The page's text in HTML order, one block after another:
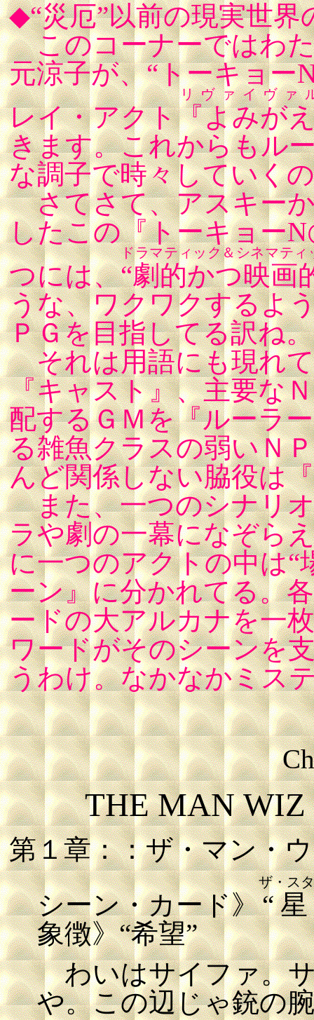
◆“災厄”以前の現実世
このコーナーではわた
元涼子が、“トーキョ
レイ・アクト『よみが
リヴァイヴァ
きます。これからもル
な調子で時々していく
さてさて、アスキーか
したこの『トーキョー
つには、“劇的かつ映画
ドラマティック＆シネマティ
うな、ワクワクするよ
ＰＧを目指してる訳ね。
それは用語にも現れて
『キャスト』、主要な
配するＧＭを『ルーラ
る雑魚クラスの弱いＮ
んど関係しない脇役は
また、一つのシナリオ
ラや劇の一幕になぞら
に一つのアクトの中は“
ーン』に分かれてる。
ードの大アルカナを一
ワードがそのシーンを
うわけ。なかなかミス
THE MAN WIZ
第１章：：ザ・マン・
シーン・カード》“
ザ・ス
象徴》“希望”
わいはサイファ。サ
や。この辺じゃ銃の